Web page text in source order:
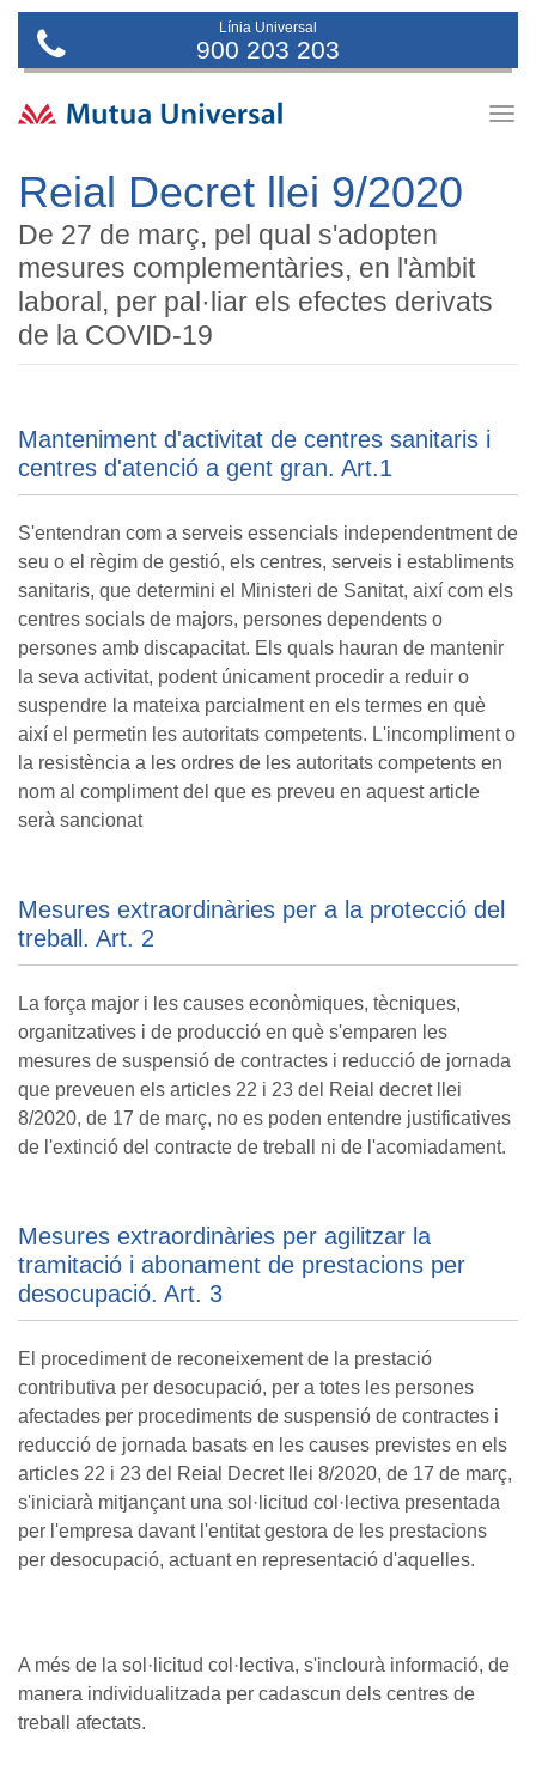
Línia Universal
900 203 203
Reial Decret llei 9/2020
De 27 de març, pel qual s'adopten
mesures complementàries, en l'àmbit
laboral, per pal·liar els efectes derivats
de la COVID-19
Manteniment d'activitat de centres sanitaris i
centres d'atenció a gent gran. Art.1
S'entendran com a serveis essencials independentment de
seu o el règim de gestió, els centres, serveis i establiments
sanitaris, que determini el Ministeri de Sanitat, així com els
centres socials de majors, persones dependents o
persones amb discapacitat. Els quals hauran de mantenir
la seva activitat, podent únicament procedir a reduir o
suspendre la mateixa parcialment en els termes en què
així el permetin les autoritats competents. L'incompliment o
la resistència a les ordres de les autoritats competents en
nom al compliment del que es preveu en aquest article
serà sancionat
Mesures extraordinàries per a la protecció del
treball. Art. 2
La força major i les causes econòmiques, tècniques,
organitzatives i de producció en què s'emparen les
mesures de suspensió de contractes i reducció de jornada
que preveuen els articles 22 i 23 del Reial decret llei
8/2020, de 17 de març, no es poden entendre justificatives
de l'extinció del contracte de treball ni de l'acomiadament.
Mesures extraordinàries per agilitzar la
tramitació i abonament de prestacions per
desocupació. Art. 3
El procediment de reconeixement de la prestació
contributiva per desocupació, per a totes les persones
afectades per procediments de suspensió de contractes i
reducció de jornada basats en les causes previstes en els
articles 22 i 23 del Reial Decret llei 8/2020, de 17 de març,
s'iniciarà mitjançant una sol·licitud col·lectiva presentada
per l'empresa davant l'entitat gestora de les prestacions
per desocupació, actuant en representació d'aquelles.
A més de la sol·licitud col·lectiva, s'inclourà informació, de
manera individualitzada per cadascun dels centres de
treball afectats.